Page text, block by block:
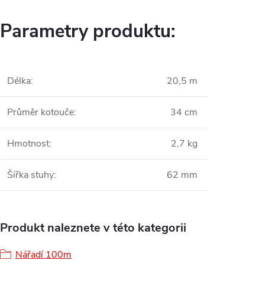
Parametry produktu:
Délka: 20,5 m
Průměr kotouče: 34 cm
Hmotnost: 2,7 kg
Šířka stuhy: 62 mm
Produkt naleznete v této kategorii
Nářadí 100m